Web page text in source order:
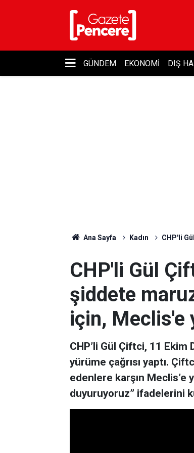
GÜNDEM EKONOMI DIŞ
Ana Sayfa Kadın CHP'li
CHP'li Gül
şiddete
için, Meclis'e
CHP’li Gül Çiftci, 11 Ekim
yürüme çağrısı yaptı.
edenlere karşın
duyuruyoruz” ifadelerini